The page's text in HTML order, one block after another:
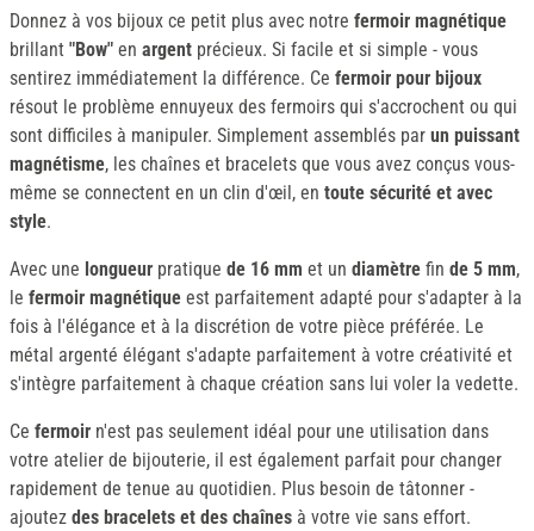
Donnez à vos bijoux ce petit plus avec notre fermoir magnétique
brillant "Bow" en argent précieux. Si facile et si simple - vous
sentirez immédiatement la différence. Ce fermoir pour bijoux
résout le problème ennuyeux des fermoirs qui s'accrochent ou qui
sont difficiles à manipuler. Simplement assemblés par un puissant
magnétisme, les chaînes et bracelets que vous avez conçus vous-
même se connectent en un clin d'œil, en toute sécurité et avec
style.
Avec une longueur pratique de 16 mm et un diamètre fin de 5 mm,
le fermoir magnétique est parfaitement adapté pour s'adapter à la
fois à l'élégance et à la discrétion de votre pièce préférée. Le
métal argenté élégant s'adapte parfaitement à votre créativité et
s'intègre parfaitement à chaque création sans lui voler la vedette.
Ce fermoir n'est pas seulement idéal pour une utilisation dans
votre atelier de bijouterie, il est également parfait pour changer
rapidement de tenue au quotidien. Plus besoin de tâtonner -
ajoutez des bracelets et des chaînes à votre vie sans effort.